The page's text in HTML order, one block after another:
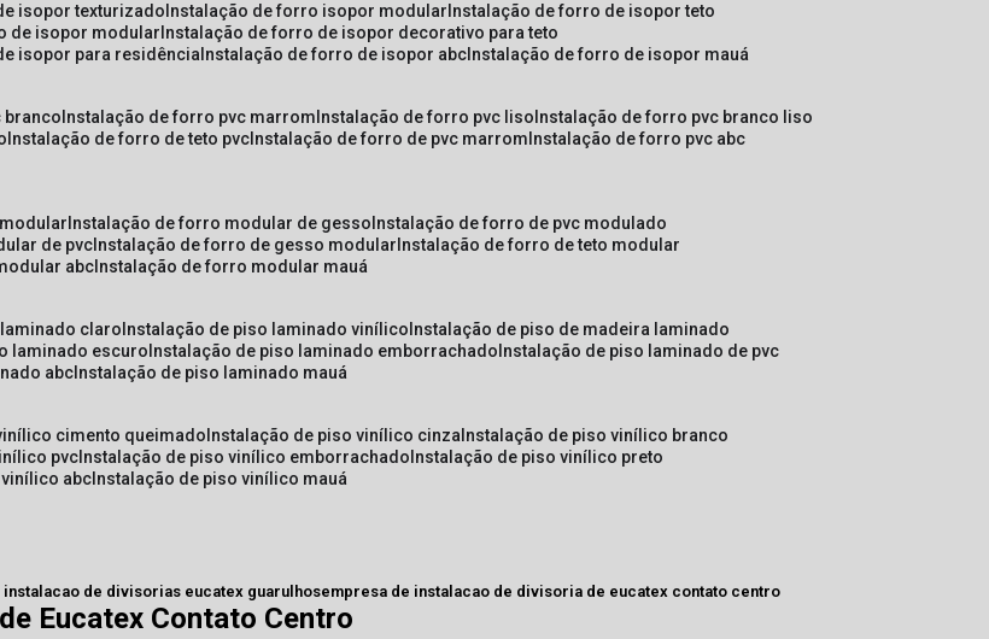
isopor texturizado instalação de forro isopor modular instalação de forro de isopor teto
de isopor modular instalação de forro de isopor decorativo para teto
isopor para residência instalação de forro de isopor abc instalação de forro de isopor mauá
branco instalação de forro pvc marrom instalação de forro pvc liso instalação de forro pvc branco liso
instalação de forro de teto pvc instalação de forro de pvc marrom instalação de forro pvc abc
instalação de forro modular de gesso instalação de forro de pvc modulado
de pvc instalação de forro de gesso modular instalação de forro de teto modular
abc instalação de forro modular mauá
claro instalação de piso laminado vinílico instalação de piso de madeira laminado
laminado escuro instalação de piso laminado emborrachado instalação de piso laminado de pvc
abc instalação de piso laminado mauá
cimento queimado instalação de piso vinílico cinza instalação de piso vinílico branco
pvc instalação de piso vinílico emborrachado instalação de piso vinílico preto
abc instalação de piso vinílico mauá
instalacao de divisorias eucatex guarulhosempresa de instalacao de divisoria de eucatex contato centro
Eucatex Contato Centro